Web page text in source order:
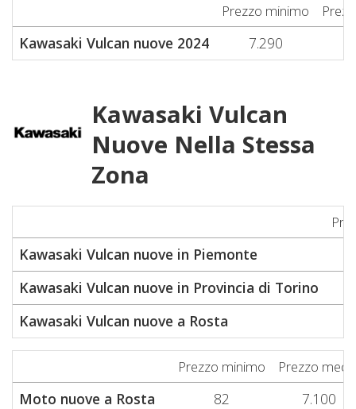
Prezzo minimo
Kawasaki Vulcan nuove 2024 7.290
Kawasaki Vulcan
Nuove Nella Stessa
Zona
Kawasaki Vulcan nuove in Piemonte
Kawasaki Vulcan nuove in Provincia di Torino
Kawasaki Vulcan nuove a Rosta
Prezzo minimo Prezzo
Moto nuove a Rosta 82
7.100